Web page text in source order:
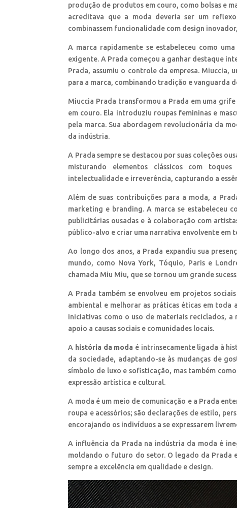
produção de produtos em couro, como bolsas e
acreditava que a moda deveria ser um
combinassem funcionalidade com design
A marca rapidamente se estabeleceu como
exigente. A Prada começou a ganhar destaque
Prada, assumiu o controle da empresa. Miuccia,
para a marca, combinando tradição e vanguarda
Miuccia Prada transformou a Prada em uma
em couro. Ela introduziu roupas femininas e
pela marca. Sua abordagem revolucionária da
da indústria.
A Prada sempre se destacou por suas coleções
misturando elementos clássicos com
intelectualidade e irreverência, capturando a
Além de suas contribuições para a moda, a
marketing e branding. A marca se estabeleceu
publicitárias ousadas e à colaboração com
público-alvo e criar uma narrativa envolvente em
Ao longo dos anos, a Prada expandiu sua
mundo, como Nova York, Tóquio, Paris e
chamada Miu Miu, que se tornou um grande
A Prada também se envolveu em projetos
ambiental e melhorar as práticas éticas em toda
iniciativas como o uso de materiais reciclados,
apoio a causas sociais e comunidades locais.
A história da moda é intrinsecamente ligada à
da sociedade, adaptando-se às mudanças de
símbolo de luxo e sofisticação, mas também
expressão artística e cultural.
A moda é um meio de comunicação e a Prada
roupa e acessórios; são declarações de estilo,
encorajando os indivíduos a se expressarem
A influência da Prada na indústria da moda é
moldando o futuro do setor. O legado da Prada
sempre a excelência em qualidade e design.